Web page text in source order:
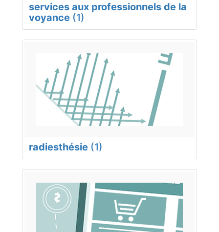
services aux professionnels de la
voyance (1)
radiesthésie (1)